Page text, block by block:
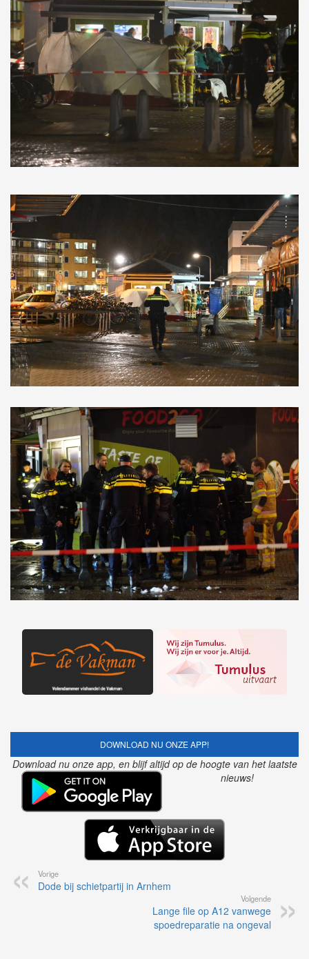
DOWNLOAD NU ONZE APP!
Download nu onze app, en blijf altijd op de hoogte van het laatste
nieuws!
Vorige
Dode bij schietpartij in Arnhem
Volgende
Lange file op A12 vanwege
spoedreparatie na ongeval